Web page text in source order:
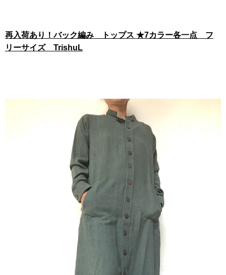
再入荷あり！バック編み トップス ★7カラー各一点 フ
リーサイズ TrishuL